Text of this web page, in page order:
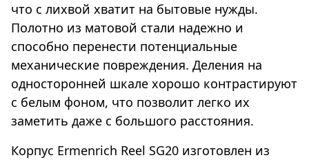
что с лихвой хватит на бытовые нужды.
Полотно из матовой стали надежно и
способно перенести потенциальные
механические повреждения. Деления на
односторонней шкале хорошо контрастируют
с белым фоном, что позволит легко их
заметить даже с большого расстояния.
Корпус Ermenrich Reel SG20 изготовлен из